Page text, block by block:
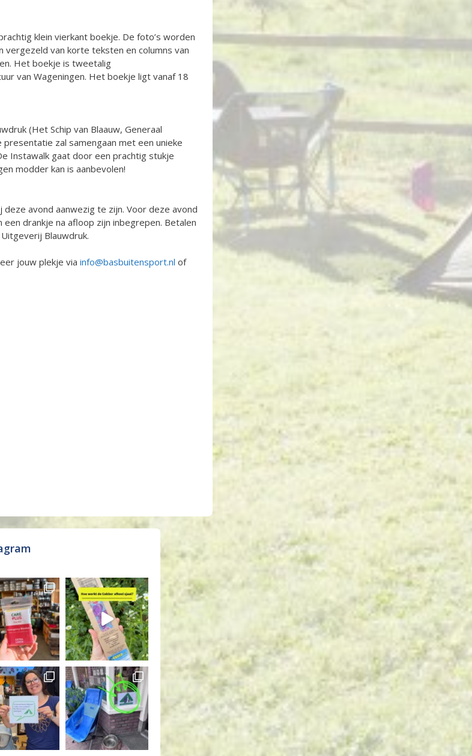
klein vierkant boekje. De foto’s worden
vergezeld van korte teksten en columns van
Het boekje is tweetalig
van Wageningen. Het boekje ligt vanaf 18
(Het Schip van Blaauw, Generaal
zal samengaan met een unieke
Instawalk gaat door een prachtig stukje
modder kan is aanbevolen!
avond aanwezig te zijn. Voor deze avond
drankje na afloop zijn inbegrepen. Betalen
Blauwdruk.
jouw plekje via info@basbuitensport.nl of